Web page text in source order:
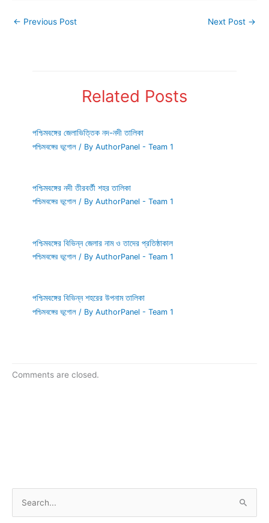
← Previous Post Next Post →
Related Posts
পশ্চিমবঙ্গের জেলাভিত্তিক নদ-নদী তালিকা
পশ্চিমবঙ্গের ভূগোল / ByAuthorPanel - Team 1
পশ্চিমবঙ্গের নদী তীরবর্তী শহর তালিকা
পশ্চিমবঙ্গের ভূগোল / ByAuthorPanel - Team 1
পশ্চিমবঙ্গের বিভিন্ন জেলার নাম ও তাদের প্রতিষ্ঠাকাল
পশ্চিমবঙ্গের ভূগোল / ByAuthorPanel - Team 1
পশ্চিমবঙ্গের বিভিন্ন শহরের উপনাম তালিকা
পশ্চিমবঙ্গের ভূগোল / ByAuthorPanel - Team 1
Comments are closed.